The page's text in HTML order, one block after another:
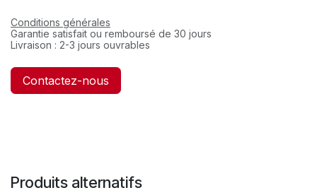
Conditions générales
Garantie satisfait ou remboursé de 30 jours
Livraison : 2-3 jours ouvrables
Contactez-nous
Produits alternatifs